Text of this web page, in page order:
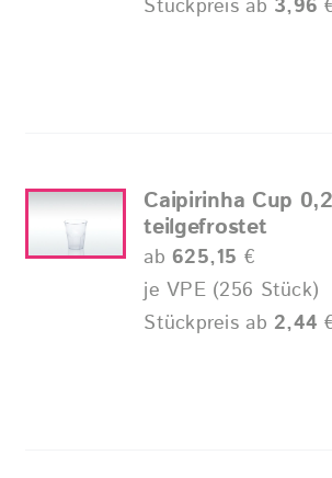
Stückpreis ab 3,96
Caipirinha Cup
teilgefrostet
ab625,15 €
je VPE (256 Stück)
Stückpreis ab 2,44